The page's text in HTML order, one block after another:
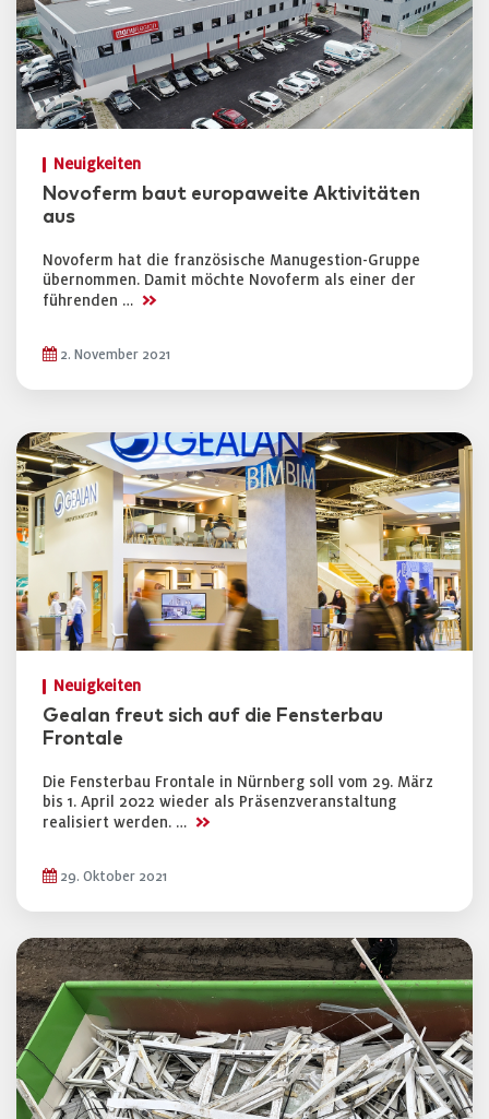
Neuigkeiten
Novoferm baut europaweite Aktivitäten
aus
Novoferm hat die französische Manugestion-Gruppe
übernommen. Damit möchte Novoferm als einer der
führenden … >>
2. November 2021
Neuigkeiten
Gealan freut sich auf die Fensterbau
Frontale
Die Fensterbau Frontale in Nürnberg soll vom 29. März
bis 1. April 2022 wieder als Präsenzveranstaltung
realisiert werden. … >>
29. Oktober 2021